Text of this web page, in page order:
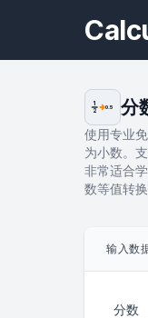
1
2
0.5 分
使用专业
为小数。
非常适合
数等值转换
输入数
分数